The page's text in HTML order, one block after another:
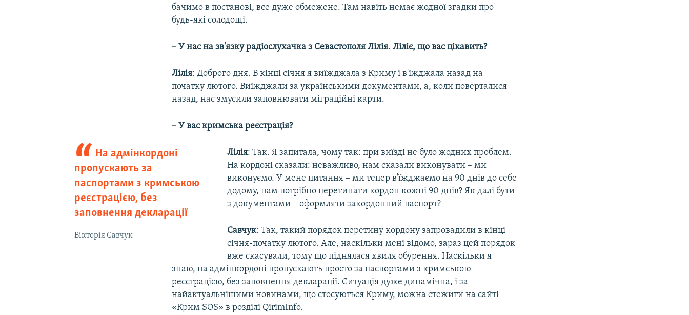
бачимо в постанові, все дуже обмежене. Там навіть немає жодної згадки про
будь-які солодощі.
– У нас на зв'язку радіослухачка з Севастополя Лілія. Ліліє, що вас цікавить?
Лілія: Доброго дня. В кінці січня я виїжджала з Криму і в'їжджала назад на
початку лютого. Виїжджали за українськими документами, а, коли поверталися
назад, нас змусили заповнювати міграційні карти.
– У вас кримська реєстрація?
На адмінкордоні
пропускають за
паспортами з кримською
реєстрацією, без
заповнення декларації
Вікторія Савчук
Лілія: Так. Я запитала, чому так: при виїзді не було жодних проблем.
На кордоні сказали: неважливо, нам сказали виконувати – ми
виконуємо. У мене питання – ми тепер в'їжджаємо на 90 днів до себе
додому, нам потрібно перетинати кордон кожні 90 днів? Як далі бути
з документами – оформляти закордонний паспорт?
Савчук: Так, такий порядок перетину кордону запровадили в кінці
січня-початку лютого. Але, наскільки мені відомо, зараз цей порядок
вже скасували, тому що піднялася хвиля обурення. Наскільки я
знаю, на адмінкордоні пропускають просто за паспортами з кримською
реєстрацією, без заповнення декларації. Ситуація дуже динамічна, і за
найактуальнішими новинами, що стосуються Криму, можна стежити на сайті
«Крим SOS» в розділі QirimInfo.